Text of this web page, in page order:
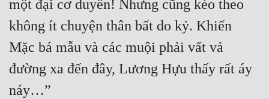
Truyện Nữ
Vô Địch Lưu
Đam Mỹ
một đại cơ duyên! Nhưng cũng kéo theo
không ít chuyện thân bất do kỷ. Khiến
Mặc bá mẫu và các muội phải vất vả
đường xa đến đây, Lương Hựu thấy rất áy
náy…”